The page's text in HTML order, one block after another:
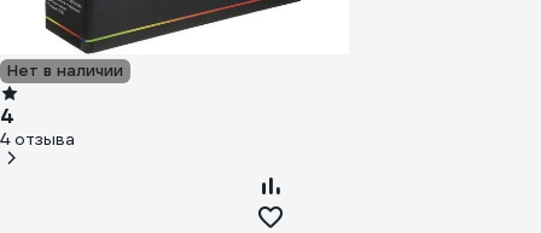
Нет в наличии
4
4 отзыва